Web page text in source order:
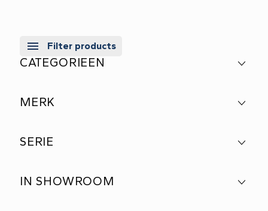
Filter products
CATEGORIEEN
MERK
SERIE
IN SHOWROOM